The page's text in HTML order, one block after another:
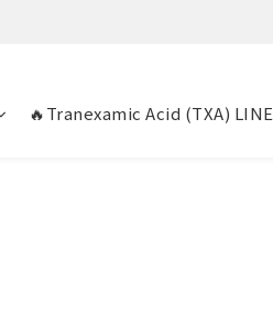
🔥Tranexamic Acid (TXA) LINE